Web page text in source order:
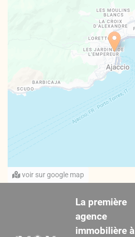
voir sur google map
La première
agence
immobilière à